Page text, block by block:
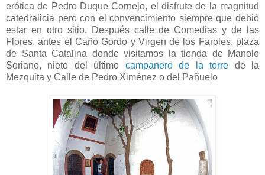
erótica de Pedro Duque Cornejo, el disfrute de la magnitud
catedralicia pero con el convencimiento siempre que debió
estar en otro sitio. Después calle de Comedias y de las
Flores, antes el Caño Gordo y Virgen de los Faroles, plaza
de Santa Catalina donde visitamos la tienda de Manolo
Soriano, nieto del último campanero de la torre de la
Mezquita y Calle de Pedro Ximénez o del Pañuelo